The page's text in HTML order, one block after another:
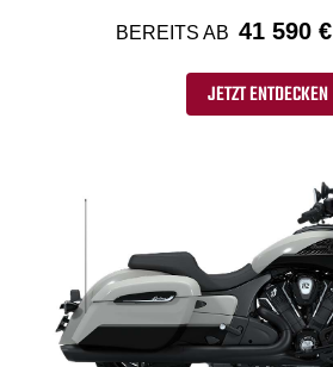
BEREITS AB 41 590 €
JETZT ENTDECKEN